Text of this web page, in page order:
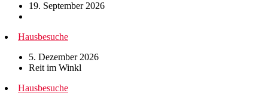
19. September 2026
Hausbesuche
5. Dezember 2026
Reit im Winkl
Hausbesuche